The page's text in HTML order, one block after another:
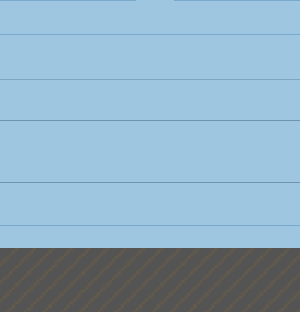
Stadtkapelle